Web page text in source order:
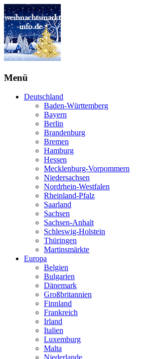
Menü
Deutschland
Baden-Württemberg
Bayern
Berlin
Brandenburg
Bremen
Hamburg
Hessen
Mecklenburg-Vorpommern
Niedersachsen
Nordrhein-Westfalen
Rheinland-Pfalz
Saarland
Sachsen
Sachsen-Anhalt
Schleswig-Holstein
Thüringen
Martinsmärkte
Europa
Belgien
Bulgarien
Dänemark
Großbritannien
Finnland
Frankreich
Irland
Italien
Luxemburg
Malta